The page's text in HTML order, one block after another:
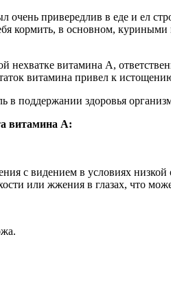
очень привередлив в еде и ел
кормить, в основном, куриными
нехватке витамина А,
витамина привел к
поддержании здоровья
витамина А:
с видением в условиях
или жжения в глазах, что